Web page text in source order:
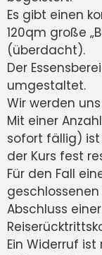
Es gibt einen
120qm große
(überdacht).
Der
umgestaltet.
Wir werden
Mit einer
sofort fällig) ist
der Kurs fest
Für den Fall
Abschluss einer
Ein Widerruf